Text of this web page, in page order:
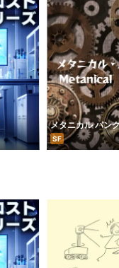
メタニカル パン
SF